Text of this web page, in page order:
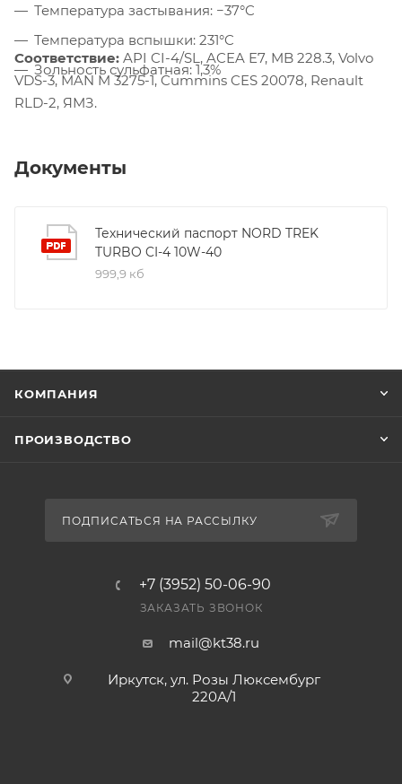
Температура застывания: −37°C
Температура вспышки: 231°C
Зольность сульфатная: 1,3%
Соответствие: API CI-4/SL, ACEA E7, MB 228.3, Volvo
VDS-3, MAN M 3275-1, Cummins CES 20078, Renault
RLD-2, ЯМЗ.
Документы
Технический паспорт NORD TREK
TURBO CI-4 10W-40
999,9 кб
КОМПАНИЯ
ПРОИЗВОДСТВО
ПОДПИСАТЬСЯ НА РАССЫЛКУ
+7 (3952) 50-06-90
ЗАКАЗАТЬ ЗВОНОК
mail@kt38.ru
Иркутск, ул. Розы Люксембург
220А/1